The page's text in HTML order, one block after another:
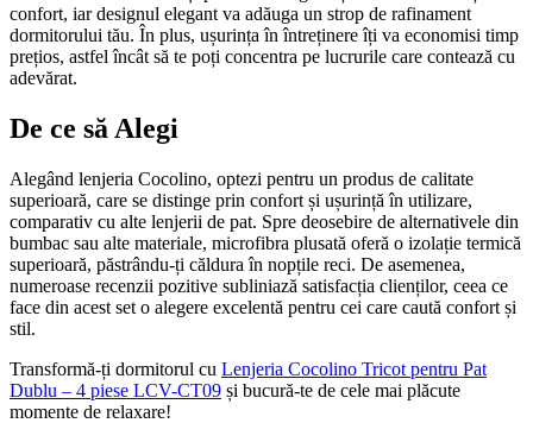
confort, iar designul elegant va adăuga un strop de rafinament
dormitorului tău. În plus, ușurința în întreținere îți va economisi timp
prețios, astfel încât să te poți concentra pe lucrurile care contează cu
adevărat.
De ce să Alegi
Alegând lenjeria Cocolino, optezi pentru un produs de calitate
superioară, care se distinge prin confort și ușurință în utilizare,
comparativ cu alte lenjerii de pat. Spre deosebire de alternativele din
bumbac sau alte materiale, microfibra plusată oferă o izolație termică
superioară, păstrându-ți căldura în nopțile reci. De asemenea,
numeroase recenzii pozitive subliniază satisfacția clienților, ceea ce
face din acest set o alegere excelentă pentru cei care caută confort și
stil.
Transformă-ți dormitorul cu Lenjeria Cocolino Tricot pentru Pat
Dublu – 4 piese LCV-CT09 și bucură-te de cele mai plăcute
momente de relaxare!